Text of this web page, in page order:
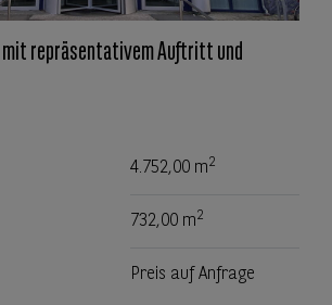
mit repräsentativem Auftritt und
4.752,00 m2
732,00 m2
Preis auf Anfrage